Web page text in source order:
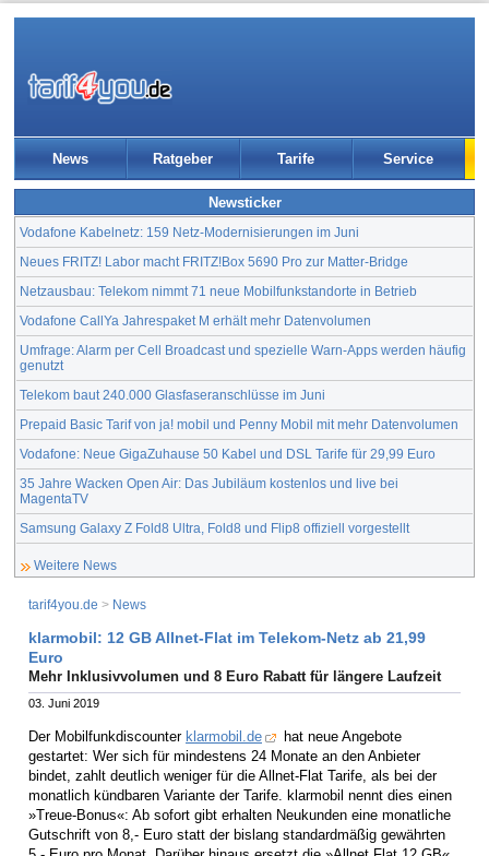
News Ratgeber Tarife Service
Newsticker
Vodafone Kabelnetz: 159 Netz-Modernisierungen im Juni
Neues FRITZ! Labor macht FRITZ!Box 5690 Pro zur Matter-Bridge
Netzausbau: Telekom nimmt 71 neue Mobilfunkstandorte in Betrieb
Vodafone CallYa Jahrespaket M erhält mehr Datenvolumen
Umfrage: Alarm per Cell Broadcast und spezielle Warn-Apps werden häufig
genutzt
Telekom baut 240.000 Glasfaseranschlüsse im Juni
Prepaid Basic Tarif von ja! mobil und Penny Mobil mit mehr Datenvolumen
Vodafone: Neue GigaZuhause 50 Kabel und DSL Tarife für 29,99 Euro
35 Jahre Wacken Open Air: Das Jubiläum kostenlos und live bei
MagentaTV
Samsung Galaxy Z Fold8 Ultra, Fold8 und Flip8 offiziell vorgestellt
Weitere News
tarif4you.de > News
klarmobil: 12 GB Allnet-Flat im Telekom-Netz ab 21,99
Euro
Mehr Inklusivvolumen und 8 Euro Rabatt für längere Laufzeit
03. Juni 2019
Der Mobilfunkdiscounter klarmobil.de
hat neue Angebote
gestartet: Wer sich für mindestens 24 Monate an den Anbieter
bindet, zahlt deutlich weniger für die Allnet-Flat Tarife, als bei der
monatlich kündbaren Variante der Tarife. klarmobil nennt dies einen
»Treue-Bonus«: Ab sofort gibt erhalten Neukunden eine monatliche
Gutschrift von 8,- Euro statt der bislang standardmäßig gewährten